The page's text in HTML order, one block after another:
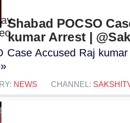
Shabad POCSO
kumar Arrest |
Case Accused Raj
NEWS CHANNEL: